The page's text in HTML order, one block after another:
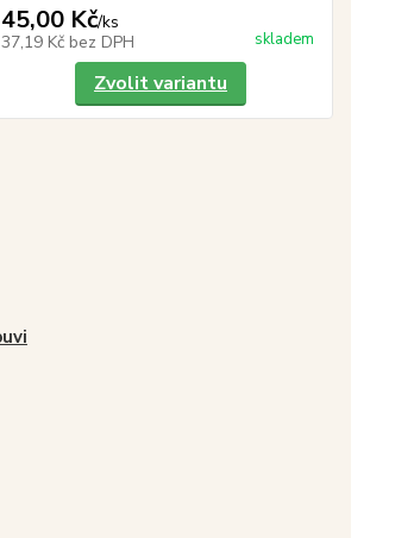
45,00 Kč/ks
37,19 Kč bez DPH skladem
Zvolit variantu